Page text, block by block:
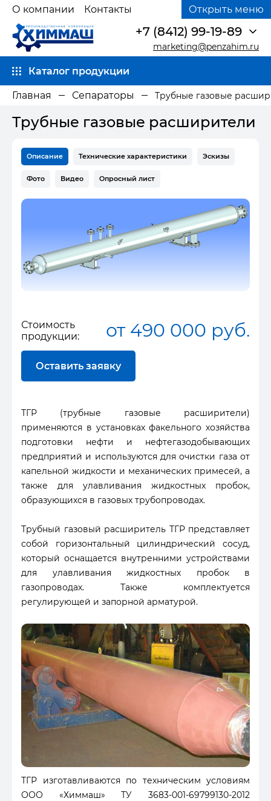
О компании Контакты Открыть меню
Каталог продукции
marketing@penzahim.ru
+7 (8412) 99-19-89
Главная Сепараторы Трубные газовые
Трубные газовые расширители
Описание Технические характеристики Эскизы
Фото Видео Опросный лист
Стоимость
продукции:
от 490 000 руб.
Оставить заявку
ТГР (трубные газовые расширители)
применяются в установках факельного хозяйства
подготовки нефти и нефтегазодобывающих
предприятий и используются для очистки газа от
капельной жидкости и механических примесей, а
также для улавливания жидкостных пробок,
образующихся в газовых трубопроводах.
Трубный газовый расширитель ТГР представляет
собой горизонтальный цилиндрический сосуд,
который оснащается внутренними устройствами
для улавливания жидкостных пробок в
газопроводах. Также комплектуется
регулирующей и запорной арматурой.
ТГР изготавливаются по техническим условиям
ООО «Химмаш» ТУ 3683-001-69799130-2012